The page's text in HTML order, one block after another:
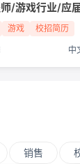
游戏 校招简历
中
销售